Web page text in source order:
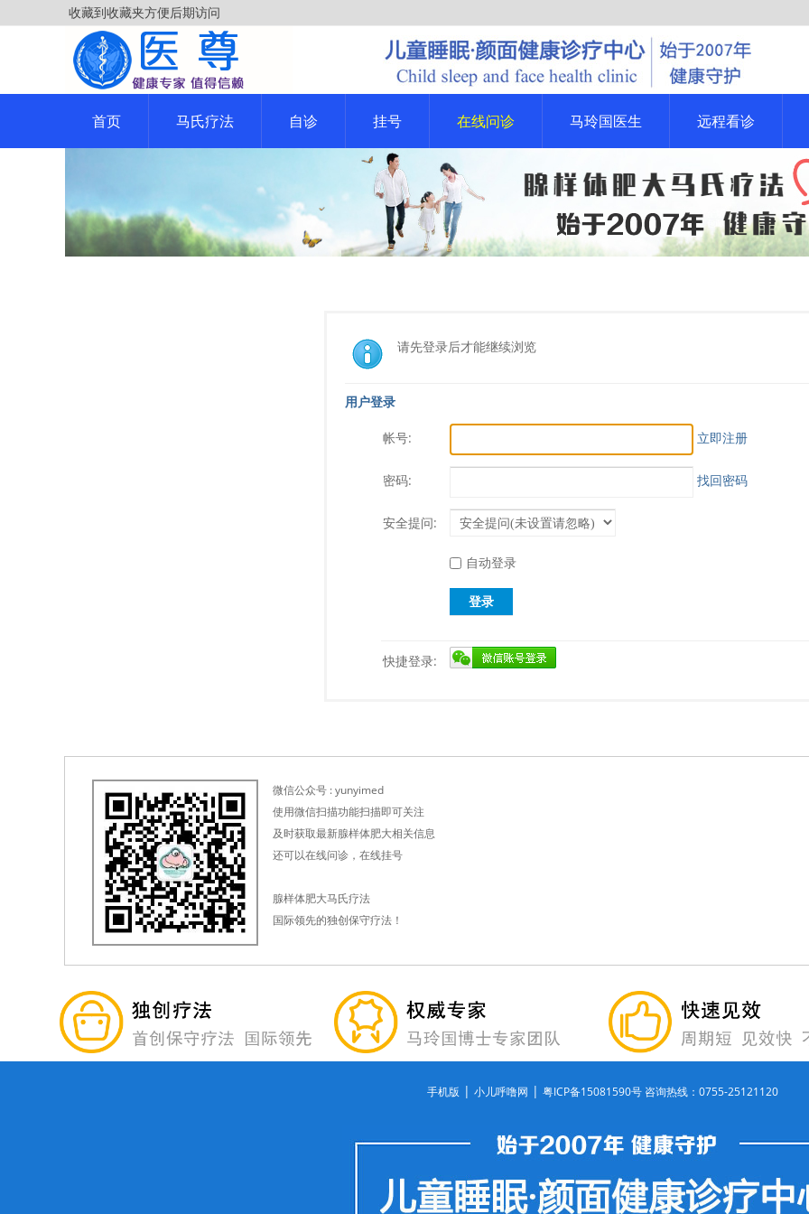
收藏到收藏夹方便后期访问
首页 马氏疗法 自诊 挂号 在线问诊 马玲国医生 远程看诊
请先登录后才能继续浏览
用户登录
帐号: 立即注册
密码: 找回密码
安全提问:
自动登录
登录
快捷登录:
微信公众号 : yunyimed
使用微信扫描功能扫描即可关注
及时获取最新腺样体肥大相关信息
还可以在线问诊，在线挂号
腺样体肥大马氏疗法
国际领先的独创保守疗法！
手机版 | 小儿呼噜网 | 粤ICP备15081590号 咨询热线：0755-25121120